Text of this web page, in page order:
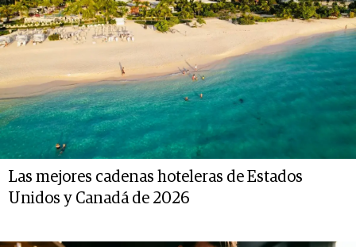
Las mejores cadenas hoteleras de Estados
Unidos y Canadá de 2026